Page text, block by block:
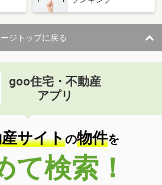
ジトップに戻る
goo住宅・不動産
アプリ
サイトの物件を
て検索！